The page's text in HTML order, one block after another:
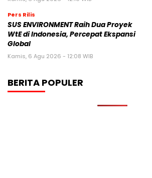
Pers Rilis
SUS ENVIRONMENT Raih Dua Proyek
WtE di Indonesia, Percepat Ekspansi
Global
Kamis, 6 Agu 2026 - 12:08 WIB
BERITA POPULER